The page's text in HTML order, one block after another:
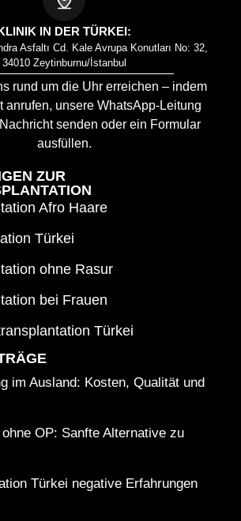
IN DER TÜRKEI:
Asfaltı Cd. Kale Avrupa Konutları No: 32,
34010 Zeytinburnu/İstanbul
rund um die Uhr erreichen – indem
anrufen, unsere WhatsApp-Leitung
senden oder ein Formular
ausfüllen.
ZUR
Afro Haare
Türkei
ohne Rasur
bei Frauen
Türkei
im Ausland: Kosten, Qualität und
OP: Sanfte Alternative zu
Türkei negative Erfahrungen